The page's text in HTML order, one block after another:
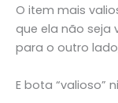
O item mais
que ela não seja
para o outro
E bota “valioso”